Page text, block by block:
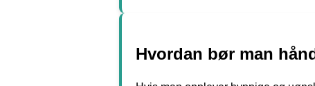
Hvordan bør man